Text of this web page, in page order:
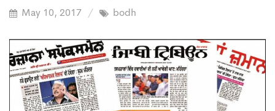
May 10, 2017 bodh